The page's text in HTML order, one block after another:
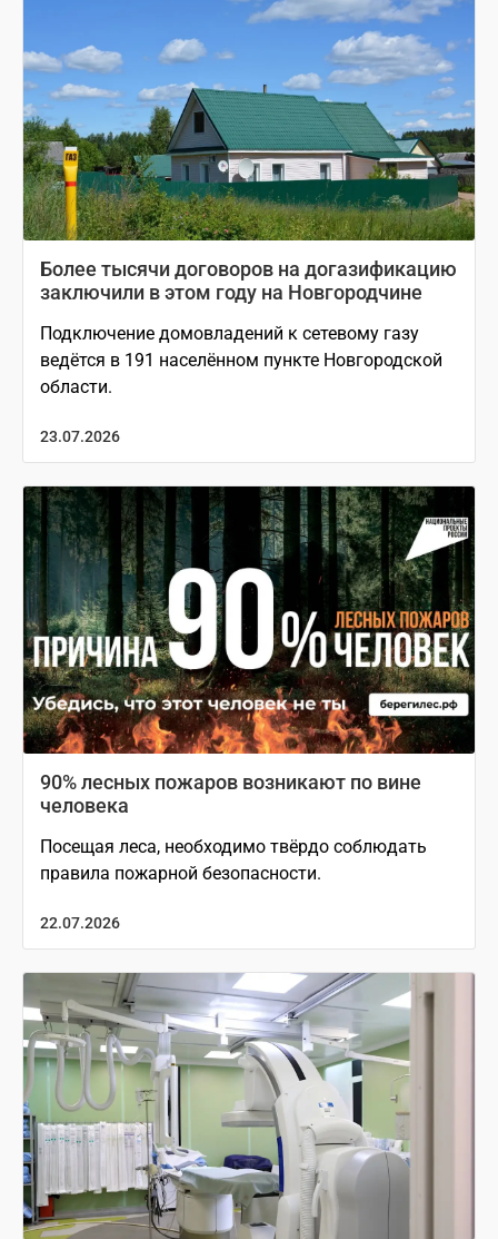
Более тысячи договоров на догазификацию
заключили в этом году на Новгородчине
Подключение домовладений к сетевому газу
ведётся в 191 населённом пункте Новгородской
области.
23.07.2026
90% лесных пожаров возникают по вине
человека
Посещая леса, необходимо твёрдо соблюдать
правила пожарной безопасности.
22.07.2026